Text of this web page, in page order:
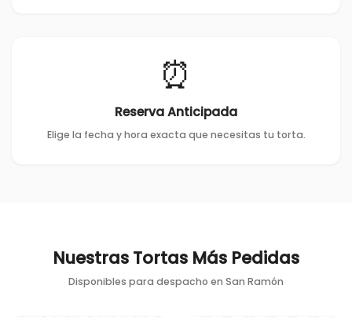
⏰
Reserva Anticipada
Elige la fecha y hora exacta que necesitas tu torta.
Nuestras Tortas Más Pedidas
Disponibles para despacho en San Ramón